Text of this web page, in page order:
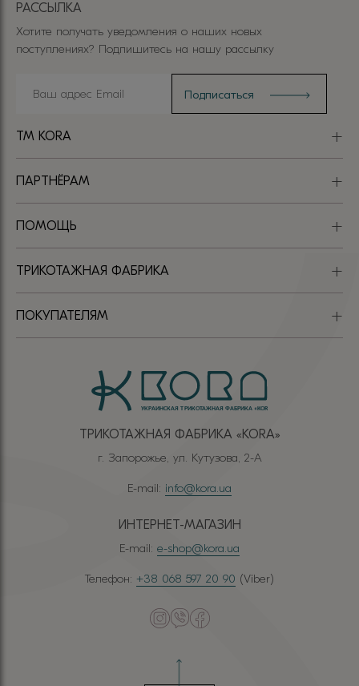
ТРИКОТАЖНАЯ ФАБРИКА «КОRА»
г. Запорожье, ул. Кутузова, 2-А
E-mail: info@kora.ua
ИНТЕРНЕТ-МАГАЗИН
E-mail: e-shop@kora.ua
Телефон: +38 068 597 20 90 (Viber)
TM KORA
ПАРТНЁРАМ
ПОМОЩЬ
ТРИКОТАЖНАЯ ФАБРИКА
ПОКУПАТЕЛЯМ
РАССЫЛКА
Хотите получать уведомления о наших новых
поступлениях? Подпишитесь на нашу рассылку